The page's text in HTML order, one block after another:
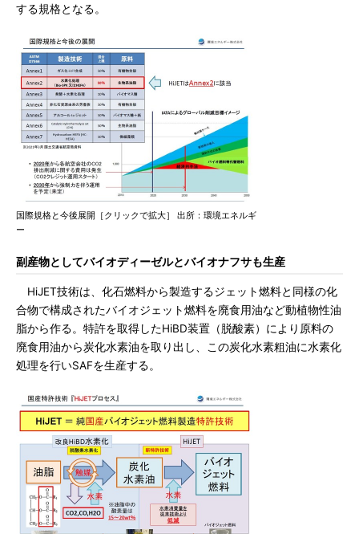
する規格となる。
国際規格と今後展開［クリックで拡大］ 出所：環境エネルギ
ー
副産物としてバイオディーゼルとバイオナフサも生産
HiJET技術は、化石燃料から製造するジェット燃料と同様の化
合物で構成されたバイオジェット燃料を廃食用油など動植物性油
脂から作る。特許を取得したHiBD装置（脱酸素）により原料の
廃食用油から炭化水素油を取り出し、この炭化水素粗油に水素化
処理を行いSAFを生産する。